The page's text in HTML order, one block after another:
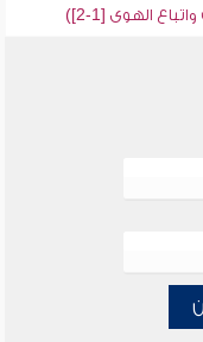
الهوى [1-2])